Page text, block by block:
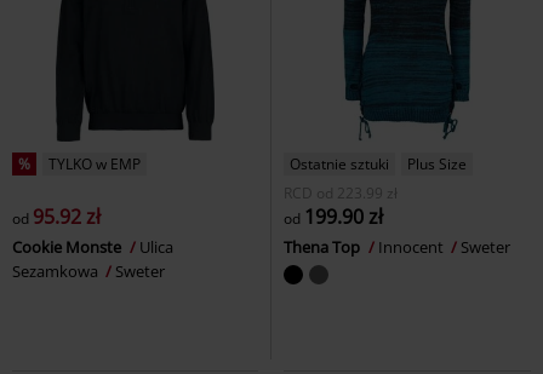
% TYLKO w EMP
od 95.92 zł
Cookie Monste
Ulica
Sezamkowa
Sweter
Ostatnie sztuki
Plus Size
RCD
od 223.99 zł
od 199.90 zł
Thena Top Innocent Sweter